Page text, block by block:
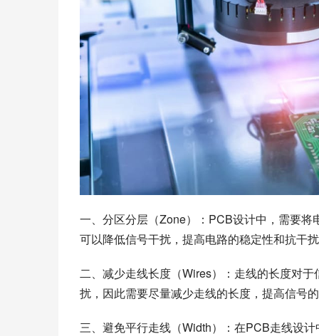
一、分区分层（Zone）：PCB设计中，需要
可以降低信号干扰，提高电路的稳定性和抗干
二、减少走线长度（Wires）：走线的长度对
扰，因此需要尽量减少走线的长度，提高信号
三、避免平行走线（Width）：在PCB走线设